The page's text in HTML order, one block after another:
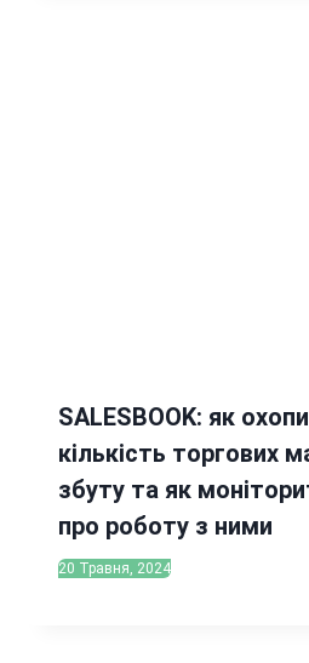
SALESBOOK: як
кількість торгових
збуту та як
про роботу з ними
20 Травня, 2024